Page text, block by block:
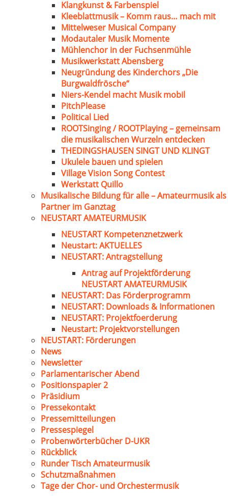
Klangkunst & Farbenspiel
Kleeblattmusik – Komm raus… mach mit
Mittelweser Musical Company
Modautaler Musik Momente
Mühlenchor in der Fuchsenmühle
Musikwerkstatt Abensberg
Neugründung des Kinderchors „Die
Burgwaldfrösche“
Niers-Kendel macht Musik mobil
PitchPlease
Political Lied
ROOTSinging / ROOTPlaying – gemeinsam
die musikalischen Wurzeln entdecken
THEDINGSHAUSEN SINGT UND KLINGT
Ukulele bauen und spielen
Village Vision Song Contest
Werkstatt Quillo
Musikalische Bildung für alle – Amateurmusik als
Partner im Ganztag
NEUSTART AMATEURMUSIK
NEUSTART Kompetenznetzwerk
Neustart: AKTUELLES
NEUSTART: Antragstellung
Antrag auf Projektförderung
NEUSTART AMATEURMUSIK
NEUSTART: Das Förderprogramm
NEUSTART: Downloads & Informationen
NEUSTART: Projektfoerderung
Neustart: Projektvorstellungen
NEUSTART: Förderungen
News
Newsletter
Parlamentarischer Abend
Positionspapier 2
Präsidium
Pressekontakt
Pressemitteilungen
Pressespiegel
Probenwörterbücher D-UKR
Rückblick
Runder Tisch Amateurmusik
Schutzmaßnahmen
Tage der Chor- und Orchestermusik